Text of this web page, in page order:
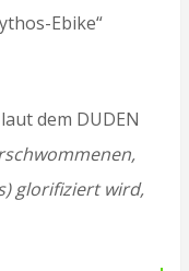
Ebike“
dem DUDEN
glorifiziert wird,